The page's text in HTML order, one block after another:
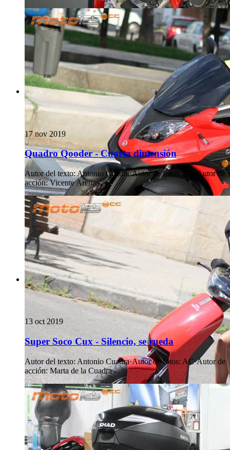
17 nov 2019
Quadro Qooder - Cuarta dimensión
Autor del texto:Antonio Cuadra·Autor de fotos ·Autor de
acción: Vicente Arenas
13 oct 2019
Super Soco Cux - Silencio, se rueda
Autor del texto: Antonio Cuadra·Autor de fotos: AC·Autor de
acción: Marta de la Cuadra